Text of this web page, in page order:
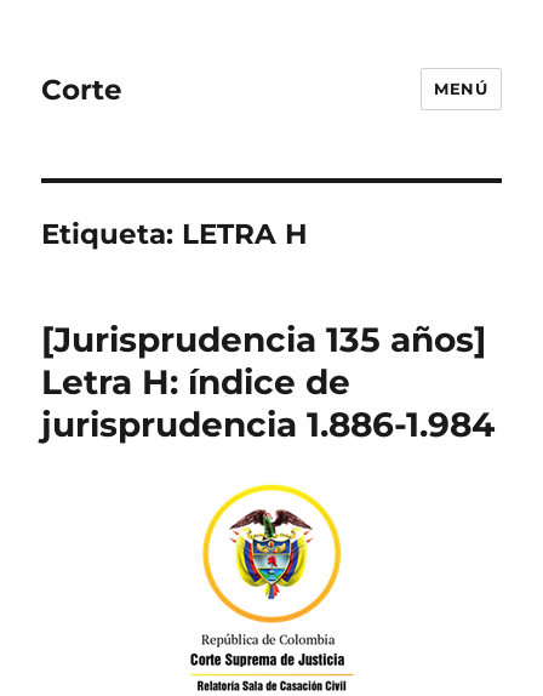
Corte MENÚ
Etiqueta: LETRA H
[Jurisprudencia 135 años]
Letra H: índice de
jurisprudencia 1.886-1.984